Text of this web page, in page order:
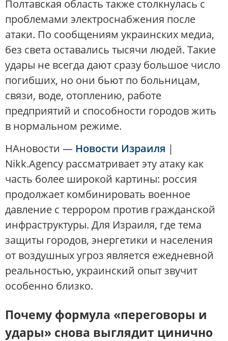
Полтавская область также столкнулась с
проблемами электроснабжения после
атаки. По сообщениям украинских медиа,
без света оставались тысячи людей. Такие
удары не всегда дают сразу большое число
погибших, но они бьют по больницам,
связи, воде, отоплению, работе
предприятий и способности городов жить
в нормальном режиме.
НАновости — Новости Израиля |
Nikk.Agency рассматривает эту атаку как
часть более широкой картины: россия
продолжает комбинировать военное
давление с террором против гражданской
инфраструктуры. Для Израиля, где тема
защиты городов, энергетики и населения
от воздушных угроз является ежедневной
реальностью, украинский опыт звучит
особенно близко.
Почему формула «переговоры и
удары» снова выглядит цинично